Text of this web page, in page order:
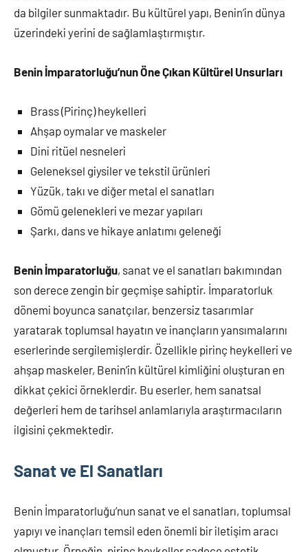
da bilgiler sunmaktadır. Bu kültürel yapı, Benin’in dünya
üzerindeki yerini de sağlamlaştırmıştır.
Benin İmparatorluğu’nun Öne Çıkan Kültürel Unsurları
Brass (Pirinç) heykelleri
Ahşap oymalar ve maskeler
Dini ritüel nesneleri
Geleneksel giysiler ve tekstil ürünleri
Yüzük, takı ve diğer metal el sanatları
Gömü gelenekleri ve mezar yapıları
Şarkı, dans ve hikaye anlatımı geleneği
Benin İmparatorluğu, sanat ve el sanatları bakımından
son derece zengin bir geçmişe sahiptir. İmparatorluk
dönemi boyunca sanatçılar, benzersiz tasarımlar
yaratarak toplumsal hayatın ve inançların yansımalarını
eserlerinde sergilemişlerdir. Özellikle pirinç heykelleri ve
ahşap maskeler, Benin’in kültürel kimliğini oluşturan en
dikkat çekici örneklerdir. Bu eserler, hem sanatsal
değerleri hem de tarihsel anlamlarıyla araştırmacıların
ilgisini çekmektedir.
Sanat ve El Sanatları
Benin İmparatorluğu’nun sanat ve el sanatları, toplumsal
yapıyı ve inançları temsil eden önemli bir iletişim aracı